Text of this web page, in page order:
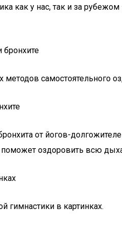
как у нас, так и за
самостоятельного
от йогов-
поможет оздоровить всю
гимнастики в картинках.